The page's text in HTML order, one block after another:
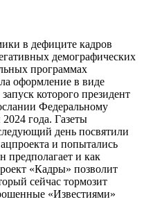
в дефиците кадров
демографических
программах
оформление в виде
которого президент
Федеральному
года. Газеты
день посвятили
и попытались
предполагает и как
«Кадры» позволит
сейчас тормозит
«Известиями»